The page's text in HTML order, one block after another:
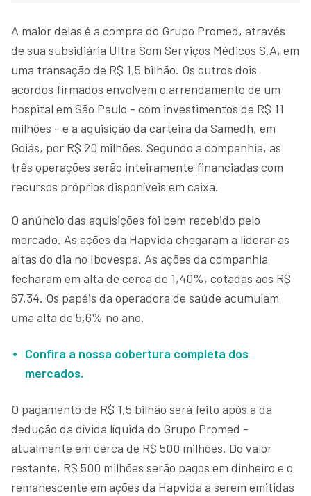
A maior delas é a compra do Grupo Promed, através
de sua subsidiária Ultra Som Serviços Médicos S.A, em
uma transação de R$ 1,5 bilhão. Os outros dois
acordos firmados envolvem o arrendamento de um
hospital em São Paulo - com investimentos de R$ 11
milhões - e a aquisição da carteira da Samedh, em
Goiás, por R$ 20 milhões. Segundo a companhia, as
três operações serão inteiramente financiadas com
recursos próprios disponíveis em caixa.
O anúncio das aquisições foi bem recebido pelo
mercado. As ações da Hapvida chegaram a liderar as
altas do dia no Ibovespa. As ações da companhia
fecharam em alta de cerca de 1,40%, cotadas aos R$
67,34. Os papéis da operadora de saúde acumulam
uma alta de 5,6% no ano.
Confira a nossa cobertura completa dos
mercados.
O pagamento de R$ 1,5 bilhão será feito após a da
dedução da dívida líquida do Grupo Promed -
atualmente em cerca de R$ 500 milhões. Do valor
restante, R$ 500 milhões serão pagos em dinheiro e o
remanescente em ações da Hapvida a serem emitidas